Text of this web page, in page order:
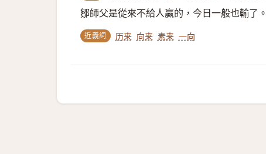
鄒師父是從來不給人贏的，今日一般也輸了。
近義詞 历来 向来 素来 一向